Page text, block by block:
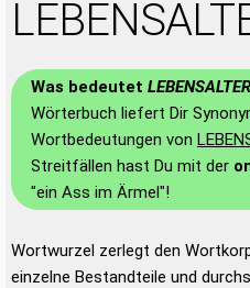
Was bedeutet LEBENSALTER
Wörterbuch liefert Dir
Wortbedeutungen von
Streitfällen hast Du mit der
"ein Ass im Ärmel"!
Wortwurzel zerlegt den
einzelne Bestandteile und